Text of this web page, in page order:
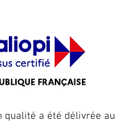
qualité a été délivrée au